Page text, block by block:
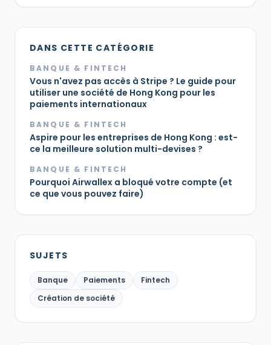
DANS CETTE CATÉGORIE
BANQUE & FINTECH
Vous n'avez pas accès à Stripe ? Le guide pour
utiliser une société de Hong Kong pour les
paiements internationaux
BANQUE & FINTECH
Aspire pour les entreprises de Hong Kong : est-
ce la meilleure solution multi-devises ?
BANQUE & FINTECH
Pourquoi Airwallex a bloqué votre compte (et
ce que vous pouvez faire)
SUJETS
Banque Paiements
Fintech
Création de société